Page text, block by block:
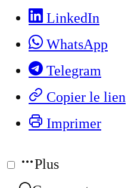
LinkedIn
WhatsApp
Telegram
Copier le lien
Imprimer
Plus